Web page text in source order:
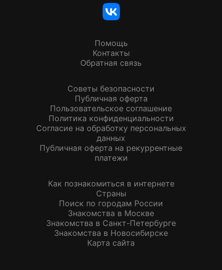
Помощь
Контакты
Обратная связь
Советы безопасности
Публичная оферта
Пользовательское соглашение
Политика конфиденциальности
Согласие на обработку персональных
данных
Публичная оферта на рекуррентные
платежи
Как познакомиться в интернете
Страны
Поиск по городам России
Знакомства в Москве
Знакомства в Санкт-Петербурге
Знакомства в Новосибирске
Карта сайта